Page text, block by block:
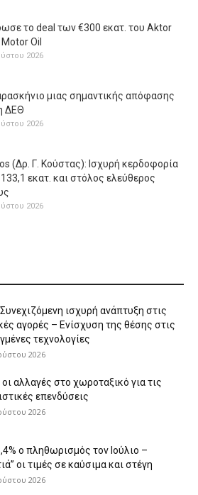
το deal των €300 εκατ. του Aktor
Μotor Oil
2026
μιας σημαντικής απόφασης
ΔΕΘ
2026
(Δρ. Γ. Κούστας): Ισχυρή κερδοφορία
εκατ. και στόλος ελεύθερος
2026
ισχυρή ανάπτυξη στις
αγορές – Ενίσχυση της θέσης στις
τεχνολογίες
2026
αλλαγές στο χωροταξικό για τις
επενδύσεις
2026
ο πληθωρισμός τον Ιούλιο –
οι τιμές σε καύσιμα και στέγη
2026